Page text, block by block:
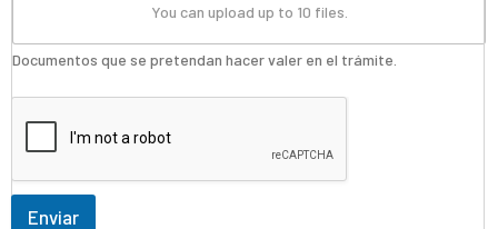
You can upload up to 10 files.
Documentos que se pretendan hacer valer en el trámite.
Enviar